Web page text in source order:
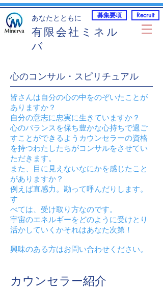
有限会社ミネル
バ
​あなたとともに Recruit
募集要項
​心のコンサル・スピリチュアル
皆さんは自分の心の中をのぞいたことが
ありますか？
自分の意志に忠実に生きていますか？
心のバランスを保ち豊かな心持ちで過ご
すことができるようカウンセラーの資格
を持つわたしたちがコンサルをさせてい
ただきます。
また、目に見えないなにかを感じたこと
がありますか？
例えば直感力。勘って呼んだりします。
す
べては、受け取り方なのです。
宇宙のエネルギーをどのように受けとり
活かしていくかそれはあなた次第！
興味のある方はお問い合わせください。
カウンセラー紹介